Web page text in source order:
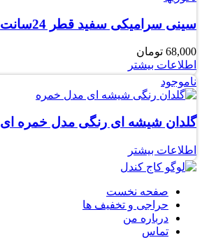
سینی سرامیکی سفید قطر 24سانت
68,000 تومان
اطلاعات بیشتر
ناموجود
گلدان شیشه ای رنگی مدل خمره ای
اطلاعات بیشتر
صفحه نخست
حراجی و تخفیف ها
درباره من
تماس